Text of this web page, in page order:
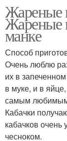
Кабачки с
Кабачки в
Кабачки с
Жареные
Жареные
манке
Способ
Очень люблю
их в
в муке, и в
самым любимым
Кабачки
кабачков
чесноком.